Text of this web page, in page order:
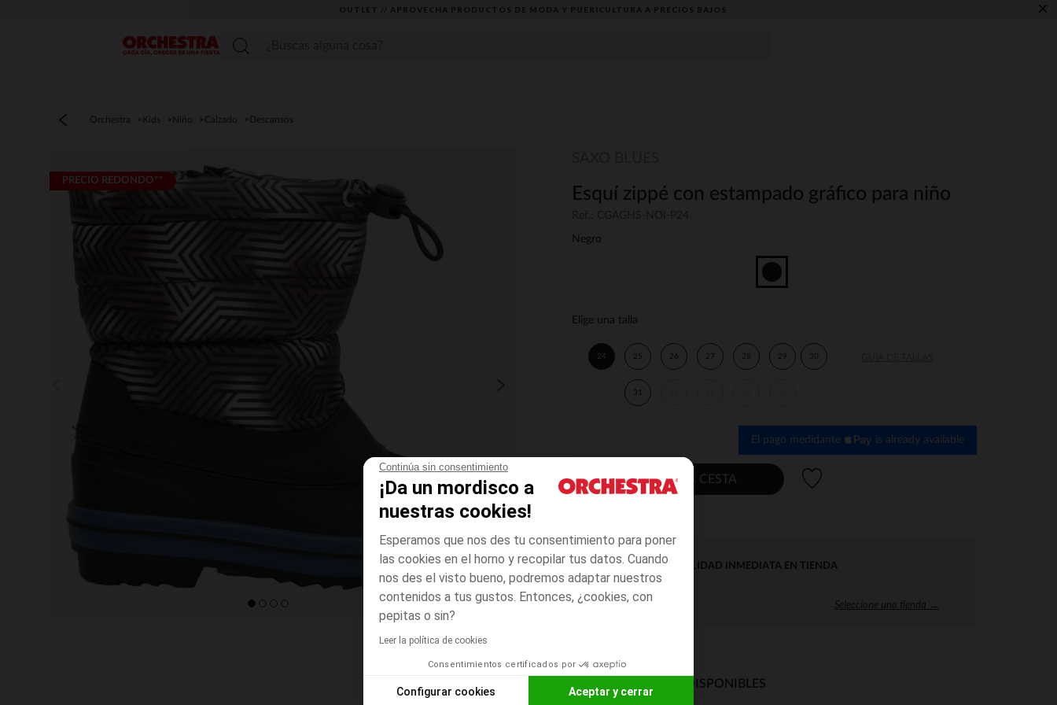
Continúa sin consentimiento
¡Da un mordisco a
nuestras cookies!
Esperamos que nos des tu consentimiento para poner
las cookies en el horno y recopilar tus datos. Cuando
nos des el visto bueno, podremos adaptar nuestros
contenidos a tus gustos. Entonces, ¿cookies, con
pepitas o sin?
Leer la política de cookies
Consentimientos certificados por
Configurar cookies Aceptar y cerrar
OUTLET // APROVECHA PRODUCTOS DE MODA Y PUERICULTURA A PRECIOS BAJOS ×
Menú
Orchestra Kids Niño Calzado Descansos
PRECIO REDONDO**
Esquí zippé con estampado gráfico para niño
Negro
Elige una talla
24 25 26 27 28 29 30
31
El pago medidante is already available
AÑADIR A LA CESTA
DISPONIBILIDAD INMEDIATA EN TIENDA
Seleccione una tienda →
MODOS DE ENVÍO DISPONIBLES